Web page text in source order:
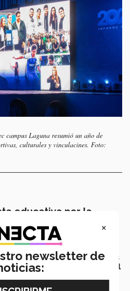
campus Laguna resumió un año de
culturales y vinculacines. Foto:
educativa por la
director general del Tec de
recordó que en 2025 se
de la institución. Estas
hanegresado
18 mil
preparatoria,
.
×
newsletter de